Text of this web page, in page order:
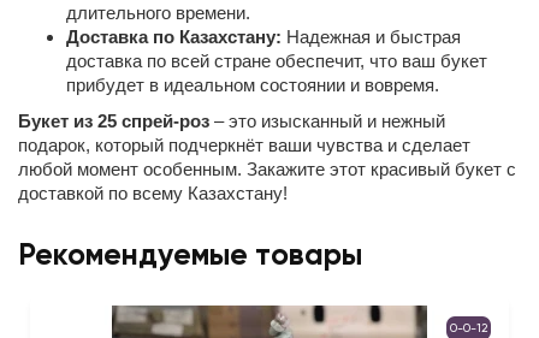
длительного времени.
Доставка по Казахстану: Надежная и быстрая
доставка по всей стране обеспечит, что ваш букет
прибудет в идеальном состоянии и вовремя.
Букет из 25 спрей-роз – это изысканный и нежный
подарок, который подчеркнёт ваши чувства и сделает
любой момент особенным. Закажите этот красивый букет с
доставкой по всему Казахстану!
Рекомендуемые товары
0-0-12